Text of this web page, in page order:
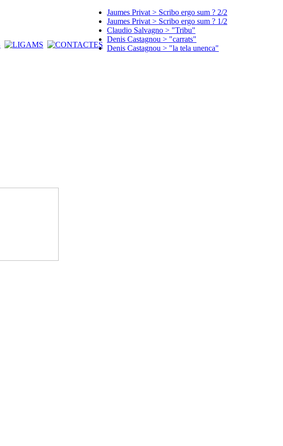
Jaumes Privat > Scribo ergo sum ? 2/2
Jaumes Privat > Scribo ergo sum ? 1/2
Claudio Salvagno > "Tribu"
Denis Castagnou > "carrats"
Denis Castagnou > "la tela unenca"